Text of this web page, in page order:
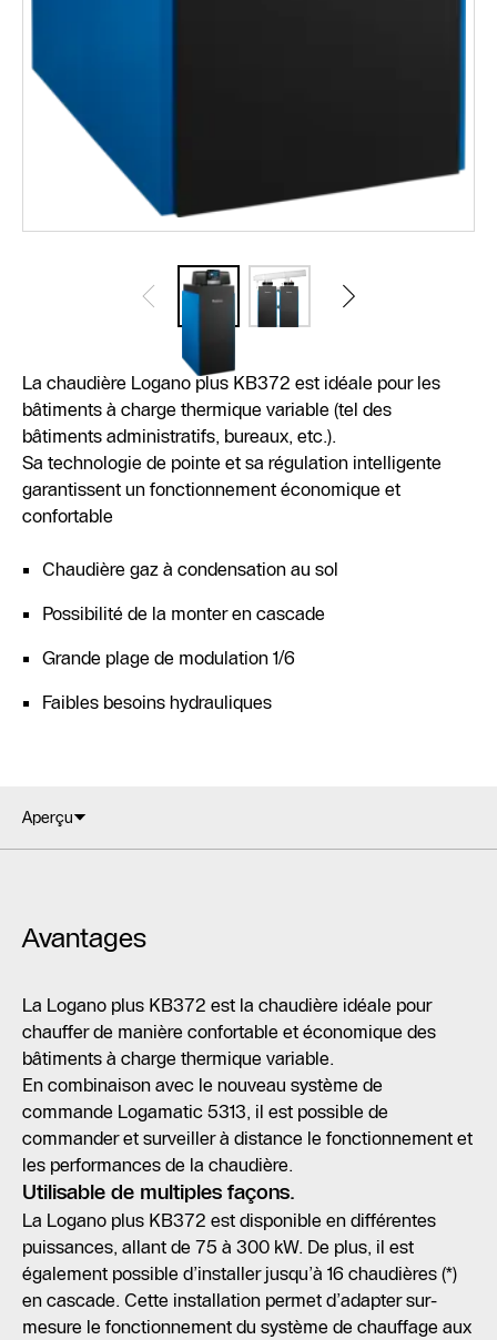
La chaudière Logano plus KB372 est idéale pour les
bâtiments à charge thermique variable (tel des
bâtiments administratifs, bureaux, etc.).
Sa technologie de pointe et sa régulation intelligente
garantissent un fonctionnement économique et
confortable
Chaudière gaz à condensation au sol
Possibilité de la monter en cascade
Grande plage de modulation 1/6
Faibles besoins hydrauliques
Aperçu
Avantages
La Logano plus KB372 est la chaudière idéale pour
chauffer de manière confortable et économique des
bâtiments à charge thermique variable.
En combinaison avec le nouveau système de
commande Logamatic 5313, il est possible de
commander et surveiller à distance le fonctionnement et
les performances de la chaudière.
Utilisable de multiples façons.
La Logano plus KB372 est disponible en différentes
puissances, allant de 75 à 300 kW. De plus, il est
également possible d’installer jusqu’à 16 chaudières (*)
en cascade. Cette installation permet d’adapter sur-
mesure le fonctionnement du système de chauffage aux